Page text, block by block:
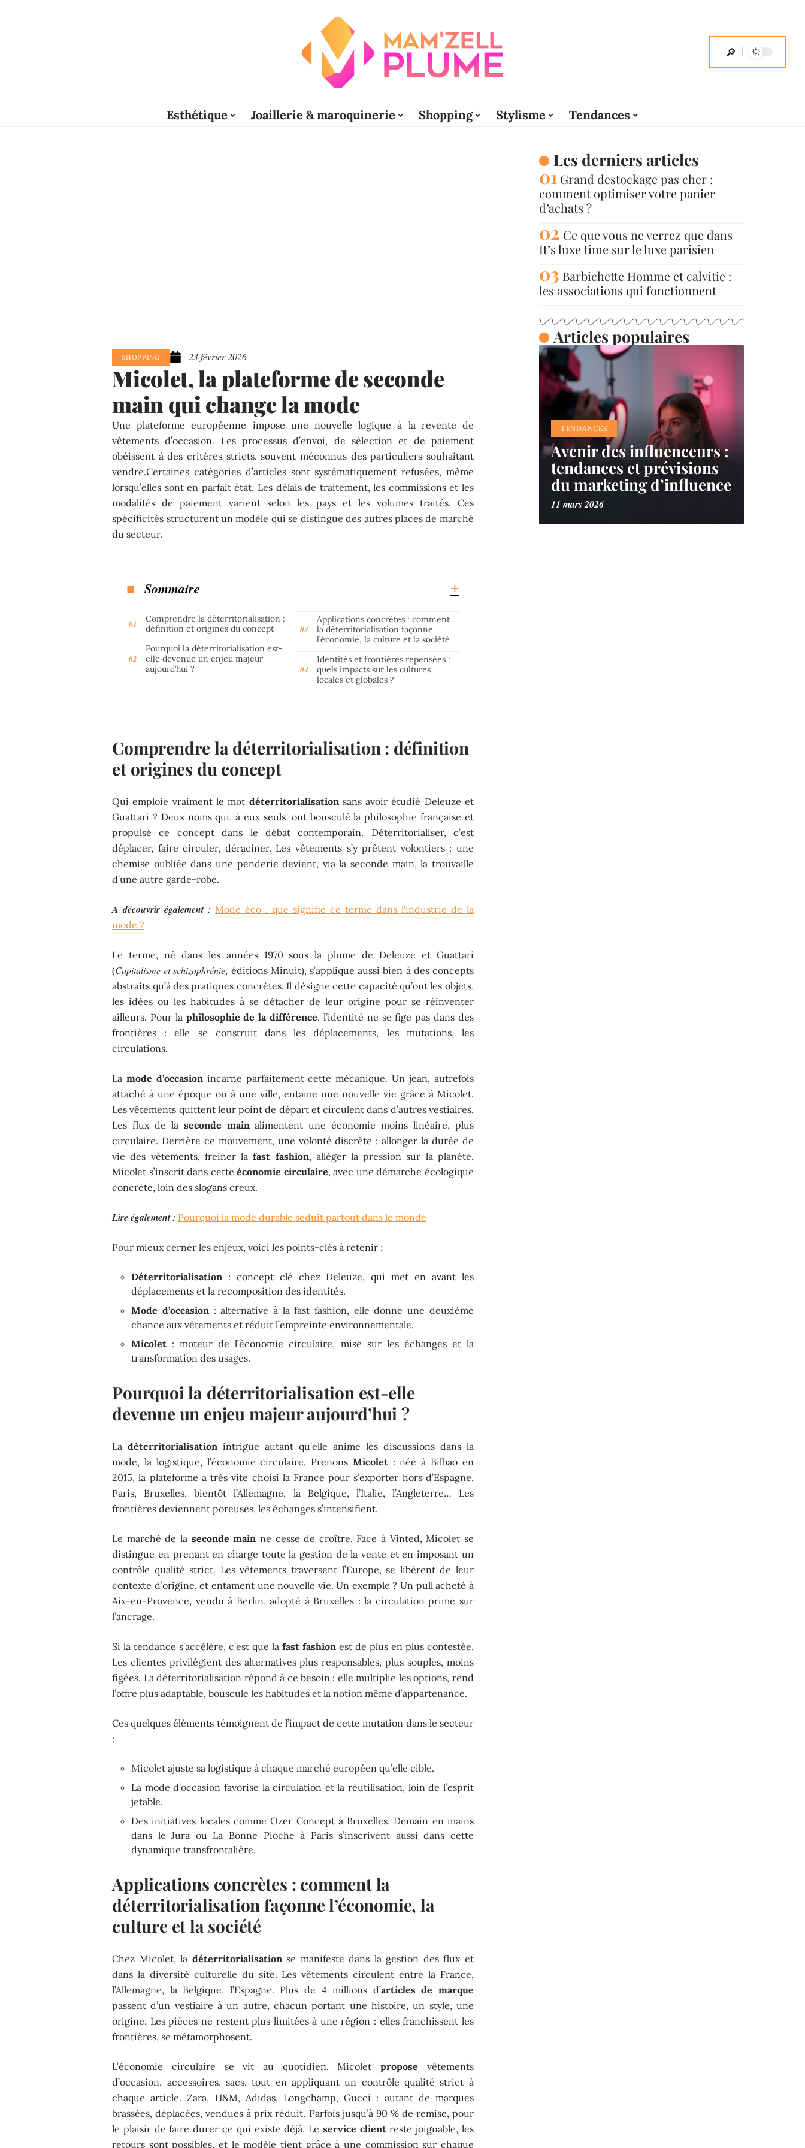
Esthétique Joaillerie & maroquinerie Shopping Stylisme Tendances
SHOPPING 23 février 2026
Micolet, la plateforme de seconde
main qui change la mode
Une plateforme européenne impose une nouvelle logique à la revente de
vêtements d’occasion. Les processus d’envoi, de sélection et de paiement
obéissent à des critères stricts, souvent méconnus des particuliers souhaitant
vendre.Certaines catégories d’articles sont systématiquement refusées, même
lorsqu’elles sont en parfait état. Les délais de traitement, les commissions et les
modalités de paiement varient selon les pays et les volumes traités. Ces
spécificités structurent un modèle qui se distingue des autres places de marché
du secteur.
Sommaire
Comprendre la déterritorialisation :
définition et origines du concept
Pourquoi la déterritorialisation est-
elle devenue un enjeu majeur
aujourd’hui ?
Applications concrètes : comment
la déterritorialisation façonne
l’économie, la culture et la société
Identités et frontières repensées :
quels impacts sur les cultures
locales et globales ?
Comprendre la déterritorialisation : définition
et origines du concept
Qui emploie vraiment le mot déterritorialisationsans avoir étudié Deleuze et
Guattari ? Deux noms qui, à eux seuls, ont bousculé la philosophie française et
propulsé ce concept dans le débat contemporain. Déterritorialiser, c’est
déplacer, faire circuler, déraciner. Les vêtements s’y prêtent volontiers : une
chemise oubliée dans une penderie devient, via la seconde main, la trouvaille
d’une autre garde-robe.
A découvrir également : Mode éco : que signifie ce terme dans l'industrie de la
mode ?
Le terme, né dans les années 1970 sous la plume de Deleuze et Guattari
(Capitalisme et schizophrénie, éditions Minuit), s’applique aussi bien à des concepts
abstraits qu’à des pratiques concrètes. Il désigne cette capacité qu’ont les objets,
les idées ou les habitudes à se détacher de leur origine pour se réinventer
ailleurs. Pour la philosophie de la différence, l’identité ne se fige pas dans des
frontières : elle se construit dans les déplacements, les mutations, les
circulations.
La mode d’occasionincarne parfaitement cette mécanique. Un jean, autrefois
attaché à une époque ou à une ville, entame une nouvelle vie grâce à Micolet.
Les vêtements quittent leur point de départ et circulent dans d’autres vestiaires.
Les flux de la seconde mainalimentent une économie moins linéaire, plus
circulaire. Derrière ce mouvement, une volonté discrète : allonger la durée de
vie des vêtements, freiner lafast fashion, alléger la pression sur la planète.
Micolet s’inscrit dans cetteéconomie circulaire, avec une démarche écologique
concrète, loin des slogans creux.
Lire également : Pourquoi la mode durable séduit partout dans le monde
Pour mieux cerner les enjeux, voici les points-clés à retenir :
Déterritorialisation : concept clé chez Deleuze, qui met en avant les
déplacements et la recomposition des identités.
Mode d’occasion: alternative à la fast fashion, elle donne une deuxième
chance aux vêtements et réduit l’empreinte environnementale.
Micolet : moteur de l’économie circulaire, mise sur les échanges et la
transformation des usages.
Pourquoi la déterritorialisation est-elle
devenue un enjeu majeur aujourd’hui ?
Ladéterritorialisation intrigue autant qu’elle anime les discussions dans la
mode, la logistique, l’économie circulaire. Prenons Micolet: née à Bilbao en
2015, la plateforme a très vite choisi la France pour s’exporter hors d’Espagne.
Paris, Bruxelles, bientôt l’Allemagne, la Belgique, l’Italie, l’Angleterre… Les
frontières deviennent poreuses, les échanges s’intensifient.
Le marché de la seconde main ne cesse de croître. Face à Vinted, Micolet se
distingue en prenant en charge toute la gestion de la vente et en imposant un
contrôle qualité strict. Les vêtements traversent l’Europe, se libèrent de leur
contexte d’origine, et entament une nouvelle vie. Un exemple ? Un pull acheté à
Aix-en-Provence, vendu à Berlin, adopté à Bruxelles : la circulation prime sur
l’ancrage.
Si la tendance s’accélère, c’est que la fast fashionest de plus en plus contestée.
Les clientes privilégient des alternatives plus responsables, plus souples, moins
figées. La déterritorialisation répond à ce besoin : elle multiplie les options, rend
l’offre plus adaptable, bouscule les habitudes et la notion même d’appartenance.
Ces quelques éléments témoignent de l’impact de cette mutation dans le secteur
:
Micolet ajuste sa logistique à chaque marché européen qu’elle cible.
La mode d’occasion favorise la circulation et la réutilisation, loin de l’esprit
jetable.
Des initiatives locales comme Ozer Concept à Bruxelles, Demain en mains
dans le Jura ou La Bonne Pioche à Paris s’inscrivent aussi dans cette
dynamique transfrontalière.
Applications concrètes : comment la
déterritorialisation façonne l’économie, la
culture et la société
Chez Micolet, la déterritorialisationse manifeste dans la gestion des flux et
dans la diversité culturelle du site. Les vêtements circulent entre la France,
l’Allemagne, la Belgique, l’Espagne. Plus de 4 millions d’articles de marque
passent d’un vestiaire à un autre, chacun portant une histoire, un style, une
origine. Les pièces ne restent plus limitées à une région : elles franchissent les
frontières, se métamorphosent.
L’économie circulaire se vit au quotidien. Micoletpropose vêtements
d’occasion, accessoires, sacs, tout en appliquant un contrôle qualité strict à
chaque article. Zara, H&M, Adidas, Longchamp, Gucci : autant de marques
brassées, déplacées, vendues à prix réduit. Parfois jusqu’à 90 % de remise, pour
le plaisir de faire durer ce qui existe déjà. Le service clientreste joignable, les
retours sont possibles, et le modèle tient grâce à une commission sur chaque
Les derniers articles
Grand destockage pas cher :
comment optimiser votre panier
d’achats ?
Ce que vous ne verrez que dans
It’s luxe time sur le luxe parisien
Barbichette Homme et calvitie :
les associations qui fonctionnent
Articles populaires
TENDANCES
Avenir des influenceurs :
tendances et prévisions
du marketing d’influence
11 mars 2026